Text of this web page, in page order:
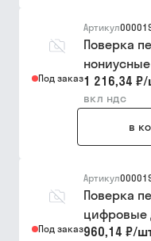
Под заказ
Артикул
Поверка
1 216,34 ₽/
вкл ндс
в
Под заказ
Артикул
Поверка
цифровые
960,14 ₽/